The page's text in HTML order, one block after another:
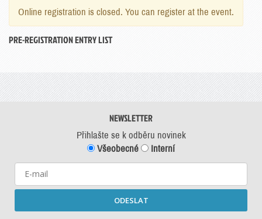
Online registration is closed. You can register at the event.
PRE-REGISTRATION ENTRY LIST
NEWSLETTER
Přihlašte se k odběru novinek
Všeobecné
Interní
ODESLAT